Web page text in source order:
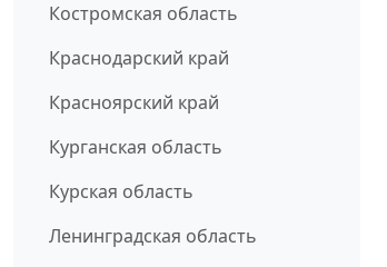
Костромская область
Краснодарский край
Красноярский край
Курганская область
Курская область
Ленинградская область